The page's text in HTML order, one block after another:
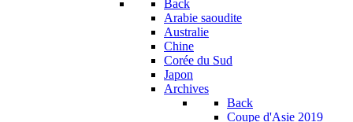
Back
Arabie saoudite
Australie
Chine
Corée du Sud
Japon
Archives
Back
Coupe d'Asie 2019